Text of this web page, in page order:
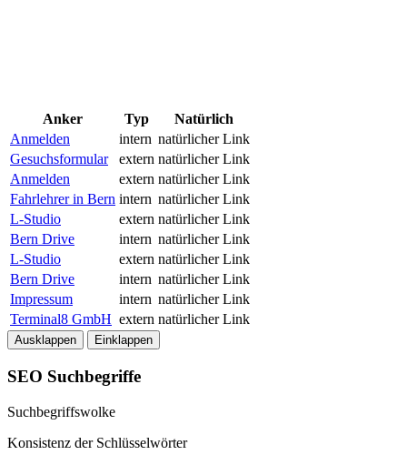
Anker Typ
Natürlich
Anmelden
intern natürlicher Link
Gesuchsformular
extern natürlicher Link
Anmelden
extern natürlicher Link
Fahrlehrer in Bern intern natürlicher Link
L-Studio
extern natürlicher Link
Bern Drive
intern natürlicher Link
L-Studio
extern natürlicher Link
Bern Drive
intern natürlicher Link
Impressum
intern natürlicher Link
Terminal8 GmbH extern natürlicher Link
Ausklappen Einklappen
SEO Suchbegriffe
Suchbegriffswolke
Konsistenz der Schlüsselwörter